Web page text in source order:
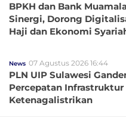
BPKH dan Bank
Sinergi, Dorong
Haji dan Ekonomi
News 07 Agustus 2026 16:44
PLN UIP Sulawesi
Percepatan Infrastruktur
Ketenagalistrikan